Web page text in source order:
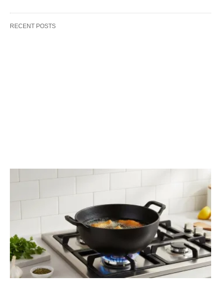
RECENT POSTS